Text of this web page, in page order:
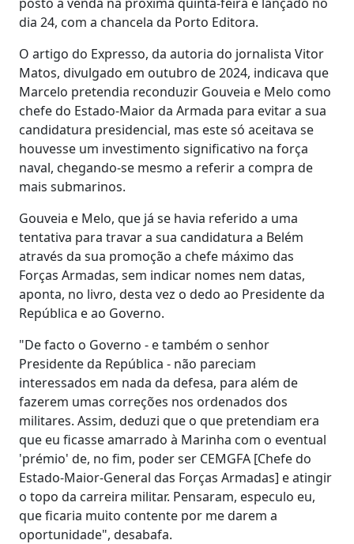
dia 24, com a chancela da Porto Editora.
O artigo do Expresso, da autoria do jornalista Vitor
Matos, divulgado em outubro de 2024, indicava que
Marcelo pretendia reconduzir Gouveia e Melo como
chefe do Estado-Maior da Armada para evitar a sua
candidatura presidencial, mas este só aceitava se
houvesse um investimento significativo na força
naval, chegando-se mesmo a referir a compra de
mais submarinos.
Gouveia e Melo, que já se havia referido a uma
tentativa para travar a sua candidatura a Belém
através da sua promoção a chefe máximo das
Forças Armadas, sem indicar nomes nem datas,
aponta, no livro, desta vez o dedo ao Presidente da
República e ao Governo.
"De facto o Governo - e também o senhor
Presidente da República - não pareciam
interessados em nada da defesa, para além de
fazerem umas correções nos ordenados dos
militares. Assim, deduzi que o que pretendiam era
que eu ficasse amarrado à Marinha com o eventual
'prémio' de, no fim, poder ser CEMGFA [Chefe do
Estado-Maior-General das Forças Armadas] e atingir
o topo da carreira militar. Pensaram, especulo eu,
que ficaria muito contente por me darem a
oportunidade", desabafa.